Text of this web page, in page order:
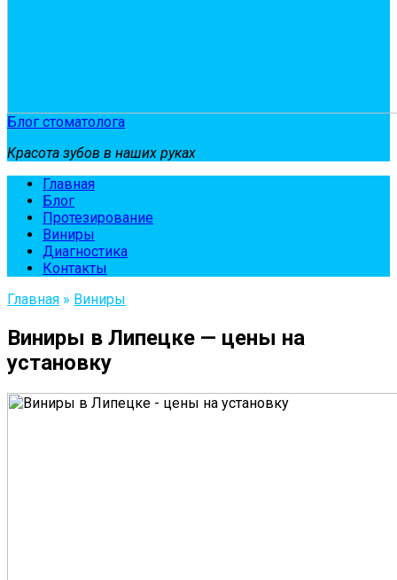
Блог стоматолога
Красота зубов в наших руках
Главная
Блог
Протезирование
Виниры
Диагностика
Контакты
Главная » Виниры
Виниры в Липецке — цены на
установку